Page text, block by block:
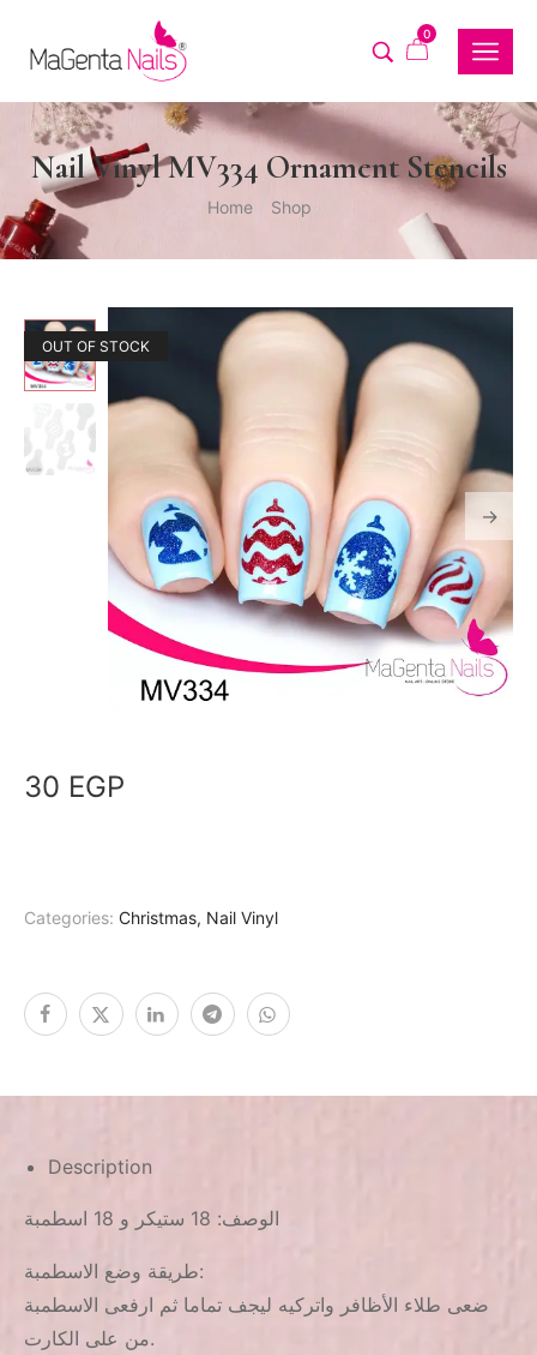
0
Nail Vinyl MV334 Ornament Stencils
Home Shop
OUT OF STOCK
30 EGP
Categories: Christmas, Nail Vinyl
Description
الوصف: 18 ستيكر و 18 اسطمبة
طريقة وضع الاسطمبة:
ضعى طلاء الأظافر واتركيه ليجف تماما ثم ارفعى الاسطمبة
من على الكارت.